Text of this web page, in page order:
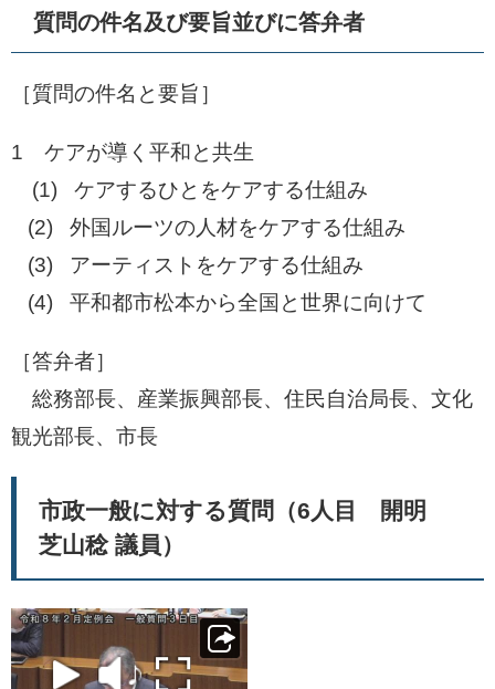
質問の件名及び要旨並びに答弁者
［質問の件名と要旨］​
1 ケアが導く平和と共生
​ (1) ケアするひとをケアする仕組み
(2) 外国ルーツの人材をケアする仕組み
(3) アーティストをケアする仕組み
(4) 平和都市松本から全国と世界に向けて
［答弁者］
総務部長、産業振興部長、住民自治局長、文化
観光部長、市長
市政一般に対する質問（6人目 開明
芝山稔 議員）